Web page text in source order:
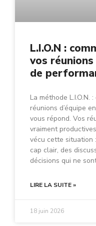
L.I.O.N :
vos
de
La méthode L.I.O.N.
réunions d’équipe
vous répond. Vos
vraiment
vécu cette situation
cap clair, des
décisions qui ne
LIRE LA SUITE »
18 juin 2026